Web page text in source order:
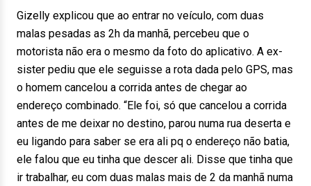
Gizelly explicou que ao entrar no veículo, com duas
malas pesadas as 2h da manhã, percebeu que o
motorista não era o mesmo da foto do aplicativo. A ex-
sister pediu que ele seguisse a rota dada pelo GPS, mas
o homem cancelou a corrida antes de chegar ao
endereço combinado. “Ele foi, só que cancelou a corrida
antes de me deixar no destino, parou numa rua deserta e
eu ligando para saber se era ali pq o endereço não batia,
ele falou que eu tinha que descer ali. Disse que tinha que
ir trabalhar, eu com duas malas mais de 2 da manhã numa